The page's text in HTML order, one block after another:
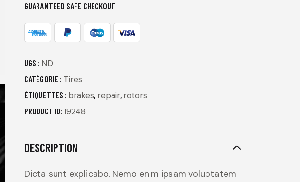
GUARANTEED SAFE CHECKOUT
UGS : ND
CATÉGORIE : Tires
ÉTIQUETTES : brakes repair, rotors
PRODUCT ID:19248
DESCRIPTION
Dicta sunt explicabo. Nemo enim ipsam voluptatem